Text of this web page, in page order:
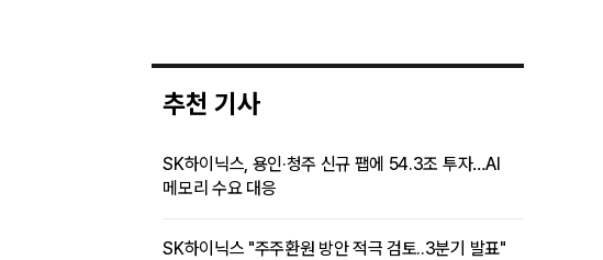
추천 기사
SK하이닉스, 용인·청주 신규 팹에 54.3조 투자…AI
메모리 수요 대응
SK하이닉스 "주주환원 방안 적극 검토..3분기 발표"